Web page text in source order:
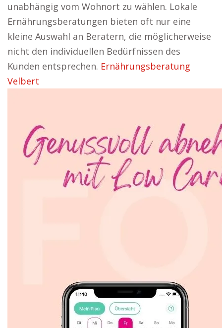
unabhängig vom Wohnort zu wählen. Lokale
Ernährungsberatungen bieten oft nur eine
kleine Auswahl an Beratern, die möglicherweise
nicht den individuellen Bedürfnissen des
Kunden entsprechen. Ernährungsberatung
Velbert